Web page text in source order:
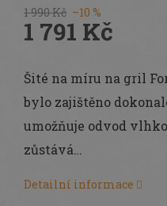
1 990 Kč –10 %
1 791 Kč
cena:
Šité na míru na gril
bylo zajištěno
umožňuje odvod
zůstává…
Detailní informace